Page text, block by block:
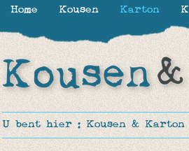
U bent hier : Kousen & Karton
Home Kousen Karton